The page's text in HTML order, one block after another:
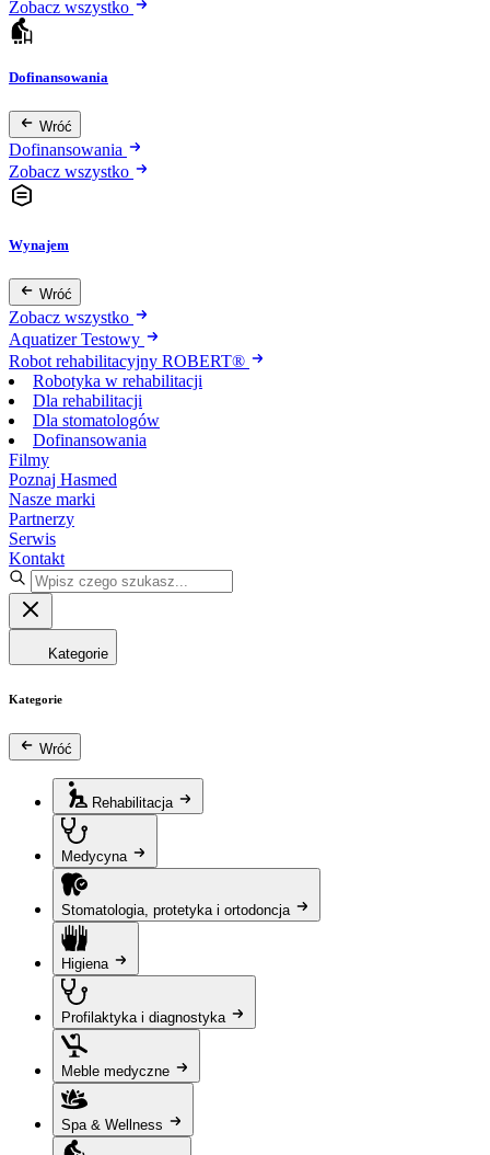
Zobacz wszystko
Dofinansowania
Wróć
Dofinansowania
Zobacz wszystko
Wynajem
Wróć
Zobacz wszystko
Aquatizer Testowy
Robot rehabilitacyjny ROBERT®
Robotyka w rehabilitacji
Dla rehabilitacji
Dla stomatologów
Dofinansowania
Filmy
Poznaj Hasmed
Nasze marki
Partnerzy
Serwis
Kontakt
Kategorie
Kategorie
Wróć
Rehabilitacja
Medycyna
Stomatologia, protetyka i ortodoncja
Higiena
Profilaktyka i diagnostyka
Meble medyczne
Spa & Wellness